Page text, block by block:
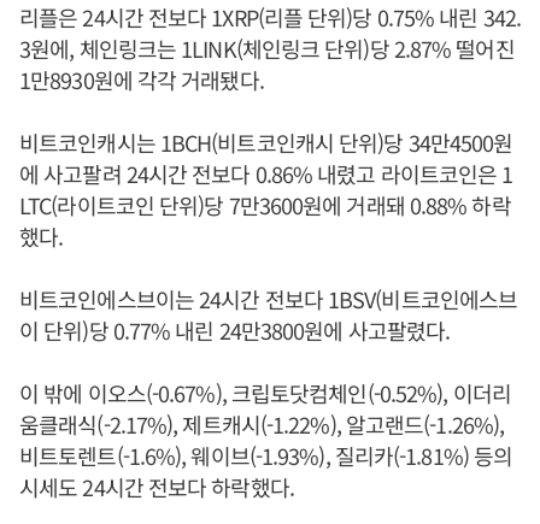
리플은 24시간 전보다 1XRP(리플 단위)당 0.75% 내린 342.
3원에, 체인링크는 1LINK(체인링크 단위)당 2.87% 떨어진
1만8930원에 각각 거래됐다.
비트코인캐시는 1BCH(비트코인캐시 단위)당 34만4500원
에 사고팔려 24시간 전보다 0.86% 내렸고 라이트코인은 1
LTC(라이트코인 단위)당 7만3600원에 거래돼 0.88% 하락
했다.
비트코인에스브이는 24시간 전보다 1BSV(비트코인에스브
이 단위)당 0.77% 내린 24만3800원에 사고팔렸다.
이 밖에 이오스(-0.67%), 크립토닷컴체인(-0.52%), 이더리
움클래식(-2.17%), 제트캐시(-1.22%), 알고랜드(-1.26%),
비트토렌트(-1.6%), 웨이브(-1.93%), 질리카(-1.81%) 등의
시세도 24시간 전보다 하락했다.